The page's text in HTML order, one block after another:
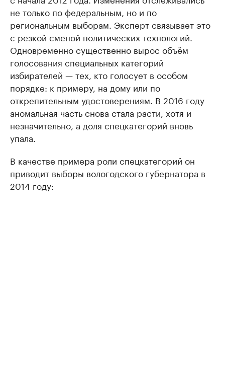
не только по федеральным, но и по
региональным выборам. Эксперт связывает это
с резкой сменой политических технологий.
Одновременно существенно вырос объём
голосования специальных категорий
избирателей — тех, кто голосует в особом
порядке: к примеру, на дому или по
открепительным удостоверениям. В 2016 году
аномальная часть снова стала расти, хотя и
незначительно, а доля спецкатегорий вновь
упала.
В качестве примера роли спецкатегорий он
приводит выборы вологодского губернатора в
2014 году: